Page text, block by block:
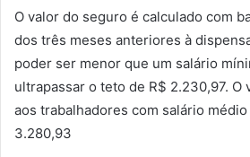
O valor do seguro é calculado com
dos três meses anteriores à
poder ser menor que um salário
ultrapassar o teto de R$ 2.230,97. O
aos trabalhadores com salário médio
3.280,93